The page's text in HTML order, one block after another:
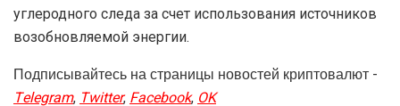
углеродного следа за счет использования источников
возобновляемой энергии.
Подписывайтесь на страницы новостей криптовалют -
Telegram, Twitter, Facebook, OK